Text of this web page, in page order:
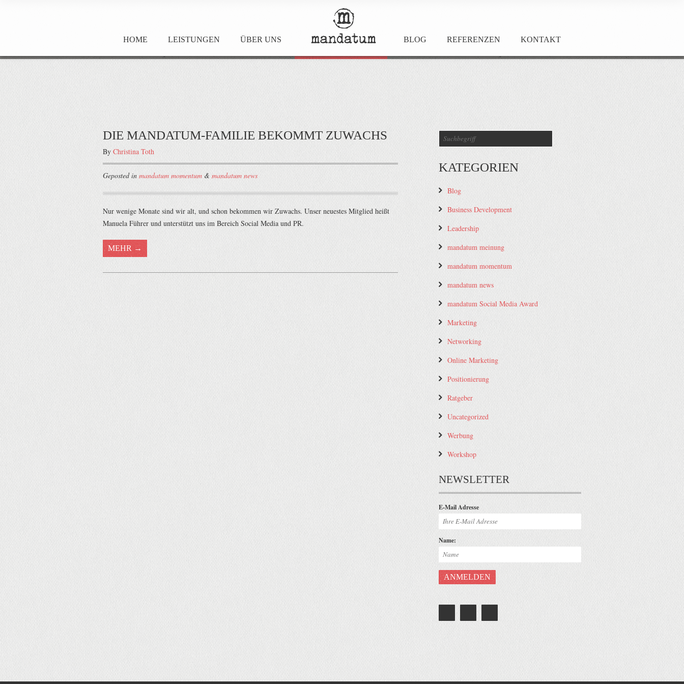
HOME LEISTUNGEN ÜBER UNS BLOG REFERENZEN KONTAKT
DIE MANDATUM-FAMILIE BEKOMMT ZUWACHS
By Christina Toth
Geposted in mandatum momentum & mandatum news
Nur wenige Monate sind wir alt, und schon bekommen wir Zuwachs. Unser neuestes Mitglied heißt
Manuela Führer und unterstützt uns im Bereich Social Media und PR.
MEHR →
KATEGORIEN
Blog
Business Development
Leadership
mandatum meinung
mandatum momentum
mandatum news
mandatum Social Media Award
Marketing
Networking
Online Marketing
Positionierung
Ratgeber
Uncategorized
Werbung
Workshop
NEWSLETTER
E-Mail Adresse
Name: